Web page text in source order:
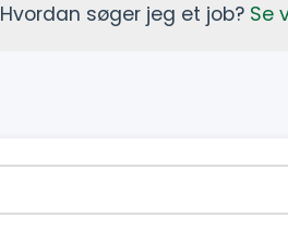
Hvordan søger jeg et job? Se